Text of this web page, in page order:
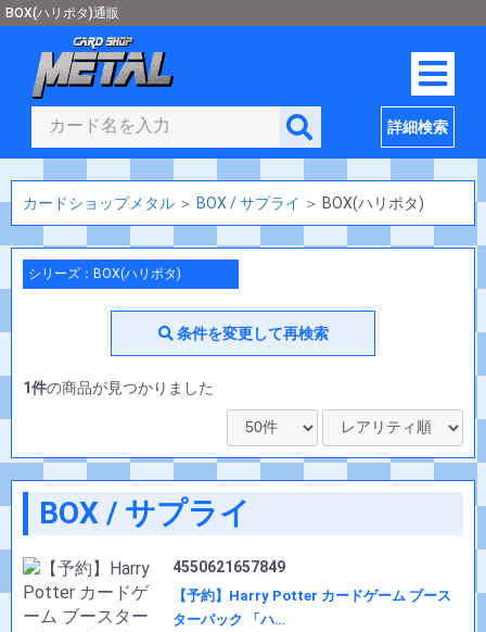
BOX(ハリポタ)通販
詳細検索
カードショップメタル ＞ BOX / サプライ ＞ BOX(ハリポタ)
シリーズ：BOX(ハリポタ)
条件を変更して再検索
1件の商品が見つかりました
BOX / サプライ
4550621657849
【予約】Harry Potter カードゲーム ブース
ターパック 「ハ…